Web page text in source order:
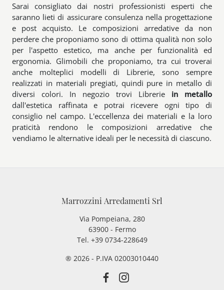
Sarai consigliato dai nostri professionisti esperti che
saranno lieti di assicurare consulenza nella progettazione
e post acquisto. Le composizioni arredative da non
perdere che proponiamo sono di ottima qualità non solo
per l'aspetto estetico, ma anche per funzionalità ed
ergonomia. Glimobili che proponiamo, tra cui troverai
anche molteplici modelli di Librerie, sono sempre
realizzati in materiali pregiati, quindi pure in metallo di
diversi colori. In negozio trovi Librerie in metallo
dall'estetica raffinata e potrai ricevere ogni tipo di
consiglio nel campo. L'eccellenza dei materiali e la loro
praticità rendono le composizioni arredative che
vendiamo le alternative ideali per le necessità di ciascuno.
Marrozzini Arredamenti Srl
Via Pompeiana, 280
63900 - Fermo
Tel. +39 0734-228649
® 2026 - P.IVA 02003010440